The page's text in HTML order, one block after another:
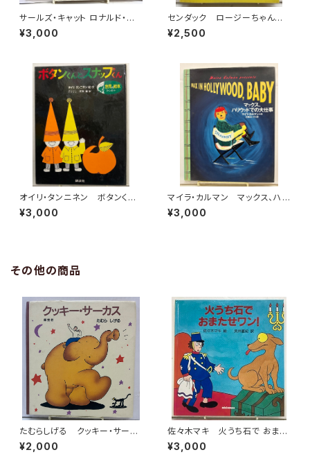
サールズ・キャット ロナルド・サ
ールの猫たち ビニールカバー
付き 1978年 初版 企画・制
¥3,000
センダック ロージーちゃんの
ひみつ（元版） なかむらたえこ
訳 1969年初版の1977年４
¥2,500
オイリ・タンニネン ボタンくん
とスナップくん 渡部翠 訳 世
界の絵本 1971年初版の1978
¥3,000
マイラ・カルマン マックス、ハリ
ウッドでの大仕事 訳 片岡みい
子 1994年 初版 NTT出版
¥3,000
その他の商品
たむらしげる クッキー・サーカ
ス 1992年 初版 架空社
¥2,000
佐々木マキ 火うち石で おまた
せワン！ 武井直紀 訳 1988
年 初版 ミキハウス
¥3,000